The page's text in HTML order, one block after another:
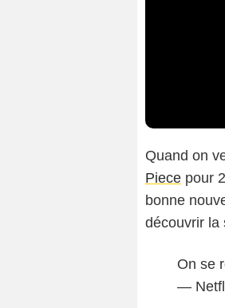
Quand on
Piece pour
bonne
découvrir la
On se
—